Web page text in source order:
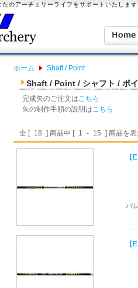
のアーチェリーライフをサポートいたしま
ホーム Shaft / Point
Shaft / Point / シャフト / ポ
完成矢のご注文はこちら
矢の制作手順の説明はこちら
全 [ 18 ] 商品中 [ 1 - 15 ] 商品を
【
バ
【